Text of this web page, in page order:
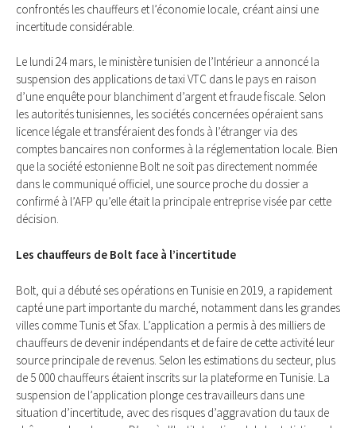
confrontés les chauffeurs et l’économie locale, créant ainsi une
incertitude considérable.
Le lundi 24 mars, le ministère tunisien de l’Intérieur a annoncé la
suspension des applications de taxi VTC dans le pays en raison
d’une enquête pour blanchiment d’argent et fraude fiscale. Selon
les autorités tunisiennes, les sociétés concernées opéraient sans
licence légale et transféraient des fonds à l’étranger via des
comptes bancaires non conformes à la réglementation locale. Bien
que la société estonienne Bolt ne soit pas directement nommée
dans le communiqué officiel, une source proche du dossier a
confirmé à l’AFP qu’elle était la principale entreprise visée par cette
décision.
Les chauffeurs de Bolt face à l’incertitude
Bolt, qui a débuté ses opérations en Tunisie en 2019, a rapidement
capté une part importante du marché, notamment dans les grandes
villes comme Tunis et Sfax. L’application a permis à des milliers de
chauffeurs de devenir indépendants et de faire de cette activité leur
source principale de revenus. Selon les estimations du secteur, plus
de 5 000 chauffeurs étaient inscrits sur la plateforme en Tunisie. La
suspension de l’application plonge ces travailleurs dans une
situation d’incertitude, avec des risques d’aggravation du taux de